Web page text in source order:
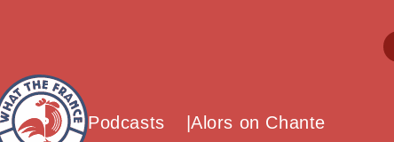
What The France – Back to homepage
Podcasts Alors on Chante